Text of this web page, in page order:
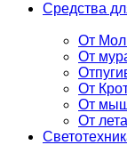
Средства
От
От
От
От
От